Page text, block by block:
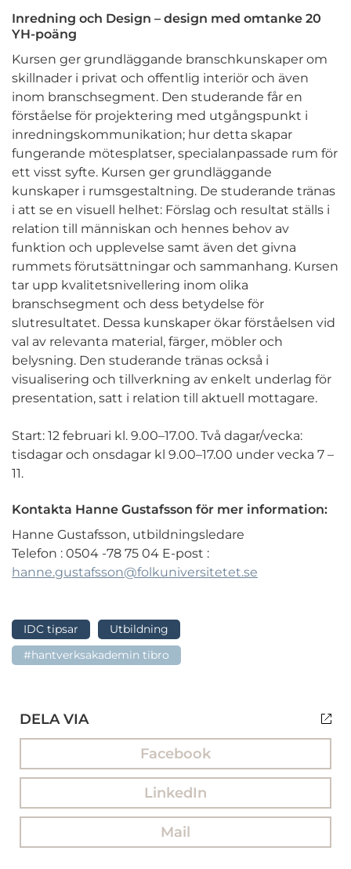
Inredning och Design – design med omtanke 20
YH-poäng
Kursen ger grundläggande branschkunskaper om
skillnader i privat och offentlig interiör och även
inom branschsegment. Den studerande får en
förståelse för projektering med utgångspunkt i
inredningskommunikation; hur detta skapar
fungerande mötesplatser, specialanpassade rum för
ett visst syfte. Kursen ger grundläggande
kunskaper i rumsgestaltning. De studerande tränas
i att se en visuell helhet: Förslag och resultat ställs i
relation till människan och hennes behov av
funktion och upplevelse samt även det givna
rummets förutsättningar och sammanhang. Kursen
tar upp kvalitetsnivellering inom olika
branschsegment och dess betydelse för
slutresultatet. Dessa kunskaper ökar förståelsen vid
val av relevanta material, färger, möbler och
belysning. Den studerande tränas också i
visualisering och tillverkning av enkelt underlag för
presentation, satt i relation till aktuell mottagare.
Start: 12 februari kl. 9.00–17.00. Två dagar/vecka:
tisdagar och onsdagar kl 9.00–17.00 under vecka 7 –
11.
Kontakta Hanne Gustafsson för mer information:
Hanne Gustafsson, utbildningsledare
Telefon : 0504 -78 75 04 E-post :
hanne.gustafsson@folkuniversitetet.se
IDC tipsar
Utbildning
#hantverksakademin tibro
DELA VIA
Facebook
LinkedIn
Mail